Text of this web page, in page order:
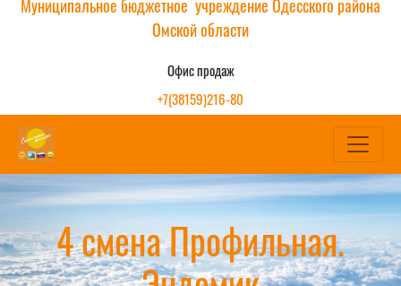
Муниципальное бюджетное учреждение Одесского района
Омской области
Офис продаж
+7(38159)216-80
4 смена Профильная.